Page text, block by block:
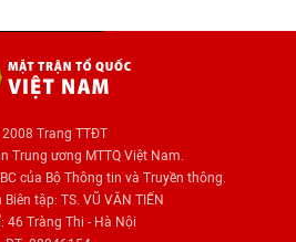
Trang TTĐT
Trung ương MTTQ Việt Nam.
của Bộ Thông tin và Truyền thông.
tập: TS. VŨ VĂN TIẾN
46 Tràng Thi - Hà Nội